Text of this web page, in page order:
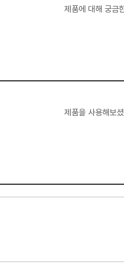
제품에 대해 궁금
제품을 사용해보